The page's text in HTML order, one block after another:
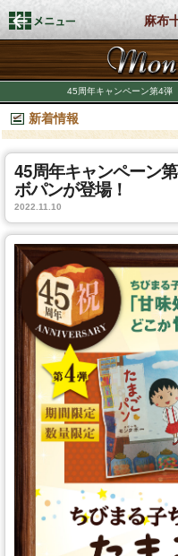
麻布
45周年キャンペーン第4弾
新着情報
45周年キャンペーン
ボパンが登場！
2022.11.10
トップページ
店舗検索
新着情報
商品情報
期間限定商品
店舗スタイル
私たちのこだわり
商品づくり
スタッフの心得
銘水食パン 吟屋久島
パンと合うおすすめ料理!!